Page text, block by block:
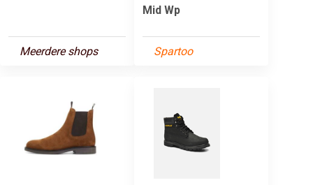
Meerdere shops
Mid Wp
Spartoo